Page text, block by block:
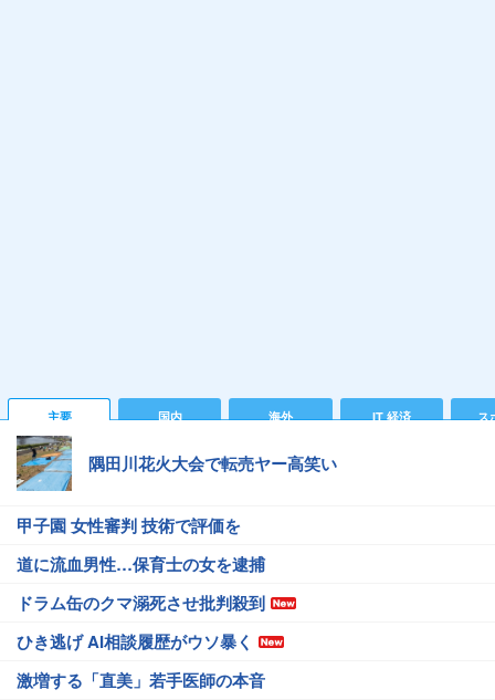
主要 国内 海外 IT 経済 ス
隅田川花火大会で転売ヤー高笑い
甲子園 女性審判 技術で評価を
道に流血男性…保育士の女を逮捕
ドラム缶のクマ溺死させ批判殺到
ひき逃げ AI相談履歴がウソ暴く
激増する「直美」若手医師の本音